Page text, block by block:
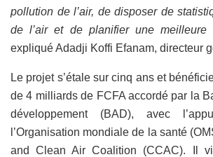
pollution de l’air, de disposer de
de l’air et de planifier une meilleure
expliqué Adadji Koffi Efanam, directeur
Le projet s’étale sur cinq ans et
de 4 milliards de FCFA accordé par la
développement (BAD), avec
l’Organisation mondiale de la santé
and Clean Air Coalition (CCAC). Il